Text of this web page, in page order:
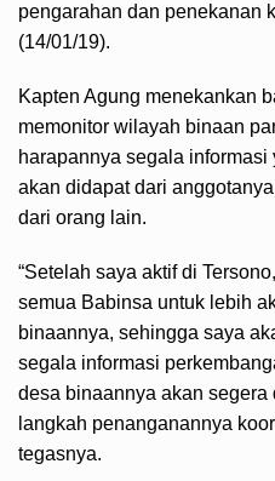
pengarahan dan penekanan
(14/01/19).
Kapten Agung menekankan
memonitor wilayah binaan
harapannya segala
akan didapat dari
dari orang lain.
“Setelah saya aktif di
semua Babinsa untuk lebih
binaannya, sehingga saya
segala informasi
desa binaannya akan
langkah penanganannya
tegasnya.